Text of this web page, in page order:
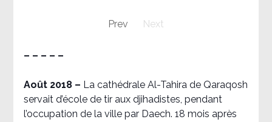
Prev Next
– – – – –
Août 2018 – La cathédrale Al-Tahira de Qaraqosh
servait d’école de tir aux djihadistes, pendant
l’occupation de la ville par Daech. 18 mois après